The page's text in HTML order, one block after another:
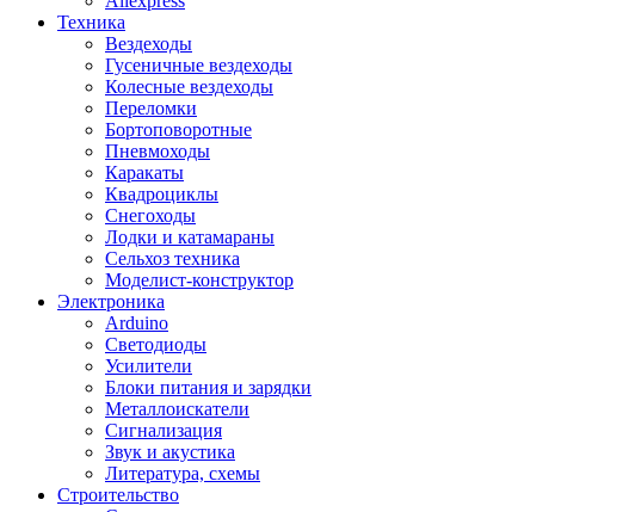
Техника
Вездеходы
Гусеничные вездеходы
Колесные вездеходы
Переломки
Бортоповоротные
Пневмоходы
Каракаты
Квадроциклы
Снегоходы
Лодки и катамараны
Сельхоз техника
Моделист-конструктор
Электроника
Arduino
Светодиоды
Усилители
Блоки питания и зарядки
Металлоискатели
Сигнализация
Звук и акустика
Литература, схемы
Строительство